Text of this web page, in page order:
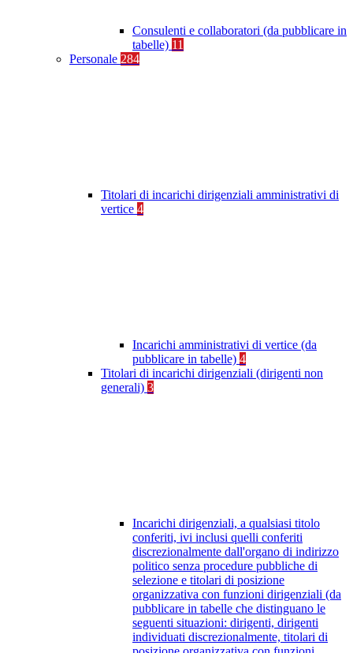
Consulenti e collaboratori (da pubblicare in
tabelle) 11
Personale 284
Titolari di incarichi dirigenziali amministrativi di
vertice 4
Incarichi amministrativi di vertice (da
pubblicare in tabelle) 4
Titolari di incarichi dirigenziali (dirigenti non
generali) 3
Incarichi dirigenziali, a qualsiasi titolo
conferiti, ivi inclusi quelli conferiti
discrezionalmente dall'organo di indirizzo
politico senza procedure pubbliche di
selezione e titolari di posizione
organizzativa con funzioni dirigenziali (da
pubblicare in tabelle che distinguano le
seguenti situazioni: dirigenti, dirigenti
individuati discrezionalmente, titolari di